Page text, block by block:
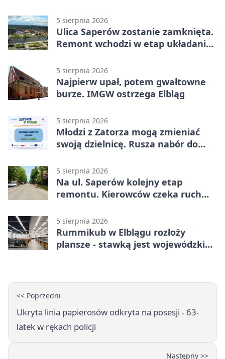
5 sierpnia 2026
Ulica Saperów zostanie zamknięta.
Remont wchodzi w etap układania
5 sierpnia 2026
Najpierw upał, potem gwałtowne
burze. IMGW ostrzega Elbląg
5 sierpnia 2026
Młodzi z Zatorza mogą zmieniać
swoją dzielnicę. Rusza nabór do
5 sierpnia 2026
Na ul. Saperów kolejny etap
remontu. Kierowców czeka ruch
5 sierpnia 2026
Rummikub w Elblągu rozłoży
plansze - stawką jest wojewódzki
<< Poprzedni
Ukryta linia papierosów odkryta na posesji - 63-
latek w rękach policji
Następny >>